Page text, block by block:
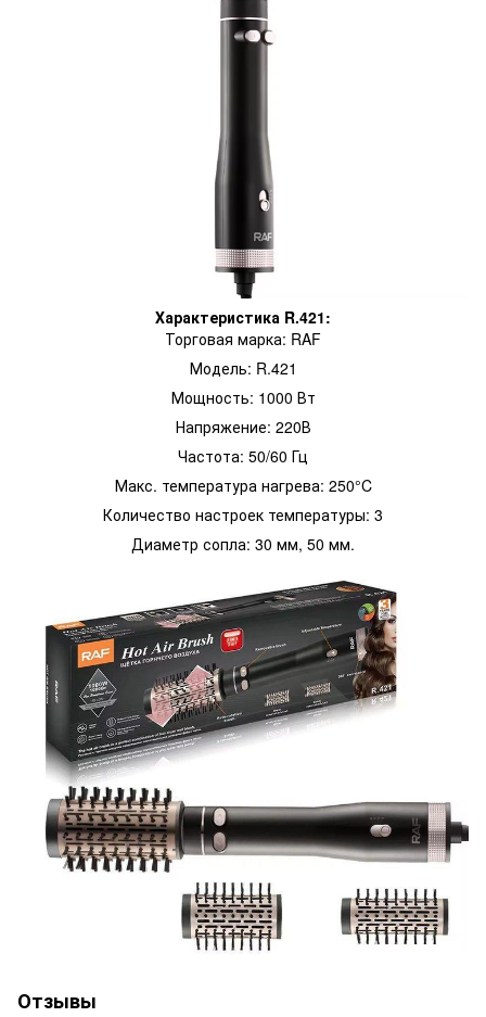
Характеристика R.421:
Торговая марка: RAF
Модель: R.421
Мощность: 1000 Вт
Напряжение: 220В
Частота: 50/60 Гц
Макс. температура нагрева: 250°C
Количество настроек температуры: 3
Диаметр сопла: 30 мм, 50 мм.
Отзывы